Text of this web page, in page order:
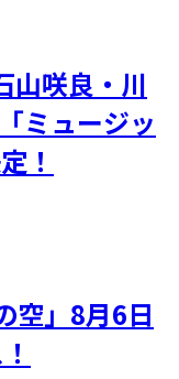
咲良・川
ミュージッ
！
」8月6日